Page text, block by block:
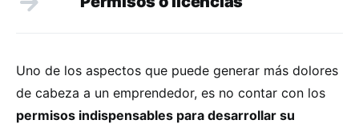
Uno de los aspectos que puede generar más dolores
de cabeza a un emprendedor, es no contar con los
permisos indispensables para desarrollar su